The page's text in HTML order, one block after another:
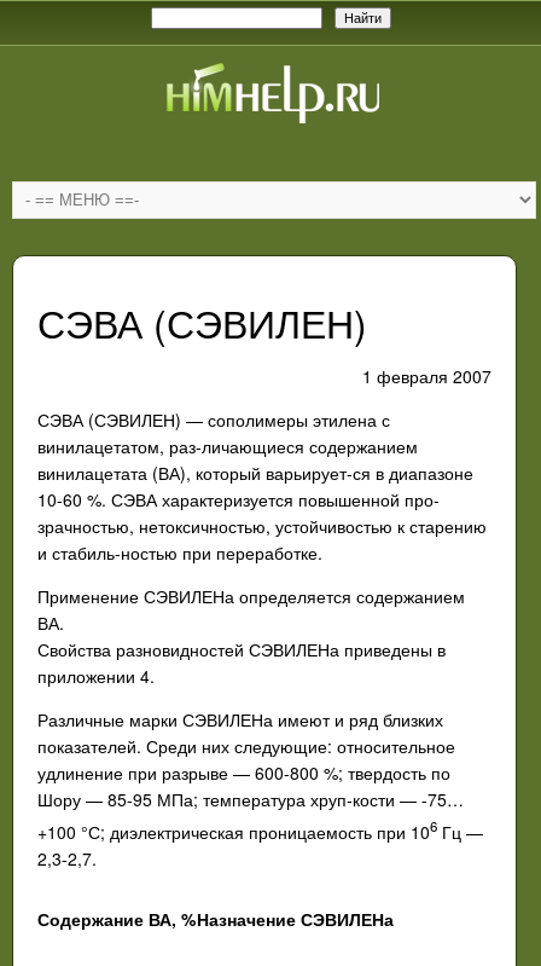
СЭВА (СЭВИЛЕН)
1 февраля 2007
СЭВА (СЭВИЛЕН) — сополимеры этилена с
винилацетатом, раз-личающиеся содержанием
винилацетата (ВА), который варьирует-ся в диапазоне
10-60 %. СЭВА характеризуется повышенной про-
зрачностью, нетоксичностью, устойчивостью к старению
и стабиль-ностью при переработке.
Применение СЭВИЛЕНа определяется содержанием
ВА.
Свойства разновидностей СЭВИЛЕНа приведены в
приложении 4.
Различные марки СЭВИЛЕНа имеют и ряд близких
показателей. Среди них следующие: относительное
удлинение при разрыве — 600-800 %; твердость по
Шору — 85-95 МПа; температура хруп-кости — -75…
+100 °С; диэлектрическая проницаемость при 106 Гц —
2,3-2,7.
Содержание ВА, %Назначение СЭВИЛЕНа